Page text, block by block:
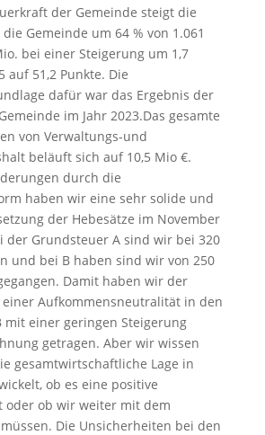
der Gemeinde steigt die
Gemeinde um 64 % von 1.061
bei einer Steigerung um 1,7
auf 51,2 Punkte. Die
dafür war das Ergebnis der
im Jahr 2023.Das gesamte
von Verwaltungs-und
beläuft sich auf 10,5 Mio €.
durch die
haben wir eine sehr solide und
der Hebesätze im November
der Grundsteuer A sind wir bei 320
und bei B haben sind wir von 250
Damit haben wir der
Aufkommensneutralität in den
mit einer geringen Steigerung
getragen. Aber wir wissen
gesamtwirtschaftliche Lage in
ob es eine positive
oder ob wir weiter mit dem
Die Unsicherheiten bei den